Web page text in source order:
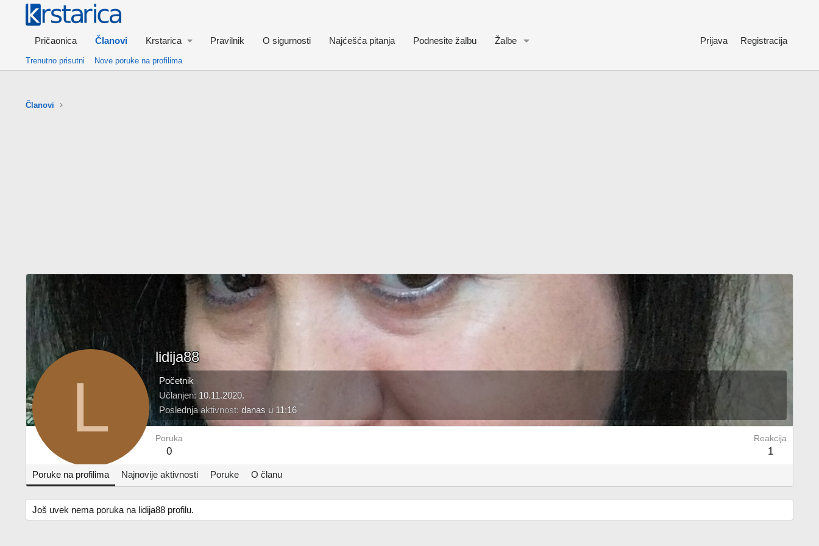
Pričaonica Članovi Krstarica Pravilnik O sigurnosti Najćešća pitanja Podnesite žalbu Žalbe Prijava Registracija
Trenutno prisutni Nove poruke na profilima
Članovi
L
lidija88
Početnik
Učlanjen 10.11.2020.
Poslednja aktivnost danas u 11:16
Poruka
0
Reakcija
1
Poruke na profilima Najnovije aktivnosti Poruke O članu
Još uvek nema poruka na lidija88 profilu.